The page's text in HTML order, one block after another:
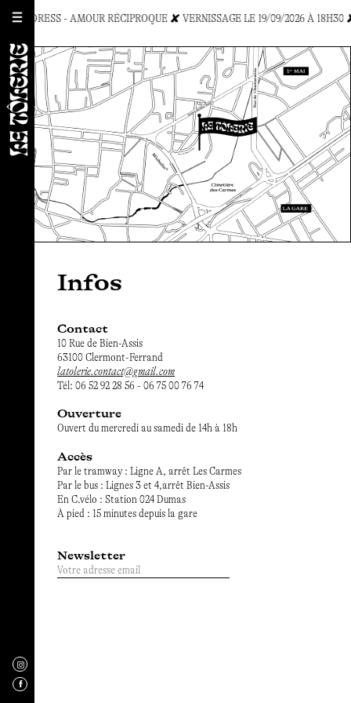
CHILDRESS - AMOUR RÉCIPROQUE ✘ VERNISSAGE LE 19/09/2026 À 18H30
Infos
Contact
10 Rue de Bien-Assis
63100 Clermont-Ferrand
latolerie.contact@gmail.com
Tél: 06 52 92 28 56 - 06 75 00 76 74
Ouverture
Ouvert du mercredi au samedi de 14h à 18h
Accès
Par le tramway : Ligne A, arrêt Les Carmes
Par le bus : Lignes 3 et 4,arrêt Bien-Assis
En C.vélo : Station 024 Dumas
À pied : 15 minutes depuis la gare
Newsletter